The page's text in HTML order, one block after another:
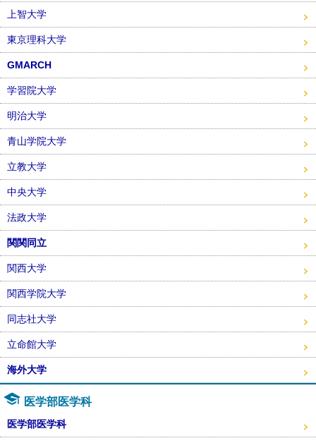
上智大学
東京理科大学
GMARCH
学習院大学
明治大学
青山学院大学
立教大学
中央大学
法政大学
関関同立
関西大学
関西学院大学
同志社大学
立命館大学
海外大学
医学部医学科
医学部医学科